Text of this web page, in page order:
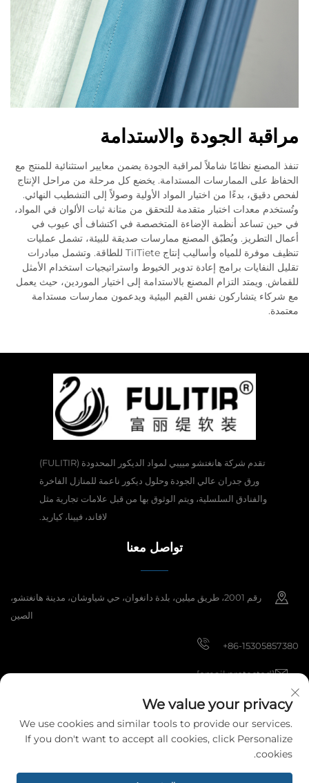
مراقبة الجودة والاستدامة
تنفذ المصنع نظامًا شاملاً لمراقبة الجودة يضمن معايير استثنائية للمنتج مع
الحفاظ على الممارسات المستدامة. يخضع كل مرحلة من مراحل الإنتاج
لفحص دقيق، بدءًا من اختيار المواد الأولية وصولاً إلى التشطيب النهائي.
وتُستخدم معدات اختبار متقدمة للتحقق من متانة ثبات الألوان في المواد،
في حين تساعد أنظمة الإضاءة المتخصصة في اكتشاف أي عيوب في
أعمال التطريز. ويُطبّق المصنع ممارسات صديقة للبيئة، تشمل عمليات
تنظيف موفرة للمياه وأساليب إنتاج TiITiete للطاقة. وتشمل مبادرات
تقليل النفايات برامج إعادة تدوير الخيوط واستراتيجيات استخدام الأمثل
للقماش. ويمتد التزام المصنع بالاستدامة إلى اختيار الموردين، حيث يعمل
مع شركاء يتشاركون نفس القيم البيئية ويدعمون ممارسات مستدامة
معتمدة.
تقدم شركة هانغتشو مييبي لمواد الديكور المحدودة (FULITIR)
ورق جدران عالي الجودة وحلول ديكور ناعمة للمنازل الفاخرة
والفنادق السلسلية، ويتم الوثوق بها من قبل علامات تجارية مثل
لافاند، فيينا، كياريد.
تواصل معنا
رقم 2001، طريق ميلين، بلدة دانغوان، حي شياوشان، مدينة هانغتشو،
الصين
+86-15305857380
[email protected]
حقوق النشر © 2025 شركة هانغتشو ميبي لمواد الديكور المحدودة. جميع الحقوق
محفوظة. سياسة الخصوصية
We value your privacy
We use cookies and similar tools to provide our services.
If you don't want to accept all cookies, click Personalize
cookies.